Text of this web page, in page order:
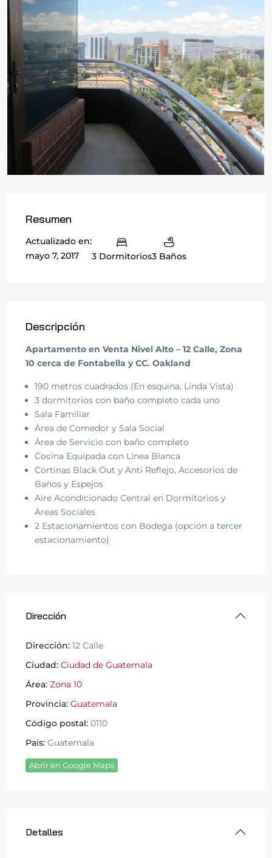
Resumen
Actualizado en:
mayo 7, 2017
3 Dormitorios3 Baños
Descripción
Apartamento en Venta Nivel Alto – 12 Calle, Zona
10 cerca de Fontabella y CC. Oakland
190 metros cuadrados (En esquina, Linda Vista)
3 dormitorios con baño completo cada uno
Sala Familiar
Área de Comedor y Sala Social
Área de Servicio con baño completo
Cocina Equipada con Línea Blanca
Cortinas Black Out y Anti Reflejo, Accesorios de
Baños y Espejos
Aire Acondicionado Central en Dormitorios y
Áreas Sociales
2 Estacionamientos con Bodega (opción a tercer
estacionamiento)
Dirección
Dirección: 12 Calle
Ciudad: Ciudad de Guatemala
Área: Zona 10
Provincia: Guatemala
Código postal: 0110
País: Guatemala
Abrir en Google Maps
Detalles